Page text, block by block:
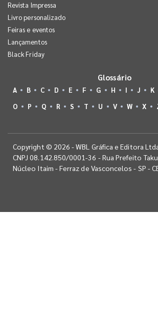
Revista Impressa
Livro personalizado
Feiras e eventos
Lançamentos
Black Friday
Glossário
A B C D E F G H I J K
O
P Q R S T U V W X
Copyright © 2026 - WBL Gráfica e Editora
CNPJ 08.142.850/0001-36 - Rua Prefeito
Núcleo Itaim - Ferraz de Vasconcelos - SP -